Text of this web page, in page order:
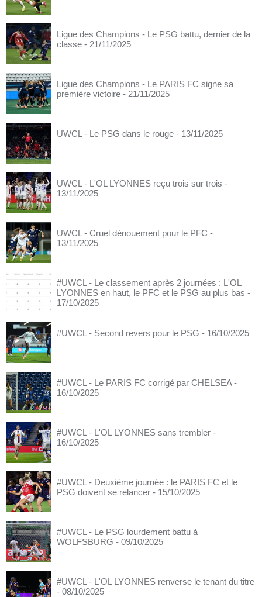
Ligue des Champions - Le PSG battu, dernier de la
classe - 21/11/2025
Ligue des Champions - Le PARIS FC signe sa
première victoire - 21/11/2025
UWCL - Le PSG dans le rouge - 13/11/2025
UWCL - L'OL LYONNES reçu trois sur trois -
13/11/2025
UWCL - Cruel dénouement pour le PFC -
13/11/2025
#UWCL - Le classement après 2 journées : L'OL
LYONNES en haut, le PFC et le PSG au plus bas -
17/10/2025
#UWCL - Second revers pour le PSG - 16/10/2025
#UWCL - Le PARIS FC corrigé par CHELSEA -
16/10/2025
#UWCL - L'OL LYONNES sans trembler -
16/10/2025
#UWCL - Deuxième journée : le PARIS FC et le
PSG doivent se relancer - 15/10/2025
#UWCL - Le PSG lourdement battu à
WOLFSBURG - 09/10/2025
#UWCL - L'OL LYONNES renverse le tenant du titre
- 08/10/2025